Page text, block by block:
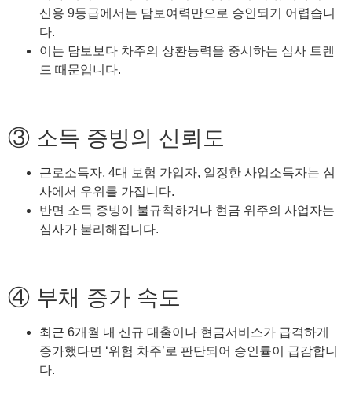
신용 9등급에서는 담보여력만으로 승인되기 어렵습니
다.
이는 담보보다 차주의 상환능력을 중시하는 심사 트렌
드 때문입니다.
③ 소득 증빙의 신뢰도
근로소득자, 4대 보험 가입자, 일정한 사업소득자는 심
사에서 우위를 가집니다.
반면 소득 증빙이 불규칙하거나 현금 위주의 사업자는
심사가 불리해집니다.
④ 부채 증가 속도
최근 6개월 내 신규 대출이나 현금서비스가 급격하게
증가했다면 ‘위험 차주’로 판단되어 승인률이 급감합니
다.